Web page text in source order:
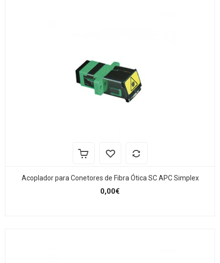
Acoplador para Conetores de Fibra Ótica SC APC Simplex
0,00€